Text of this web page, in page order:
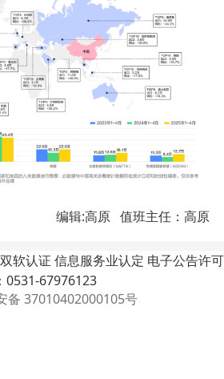
编辑:高原 值班主任：高原
双软认证 信息服务业认定 电子公告许可
0531-67976123
备 37010402000105号